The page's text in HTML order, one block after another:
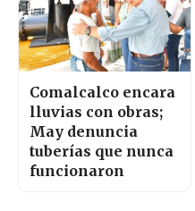
Comalcalco encara
lluvias con obras;
May denuncia
tuberías que nunca
funcionaron